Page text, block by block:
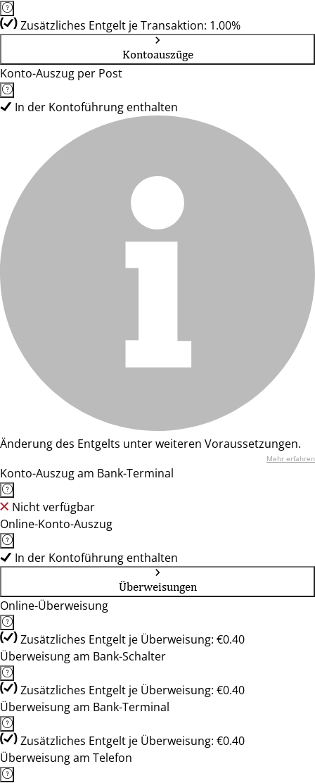
Zusätzliches Entgelt je Transaktion: 1.00%
Kontoauszüge
Konto-Auszug per Post
In der Kontoführung enthalten
Änderung des Entgelts unter weiteren Voraussetzungen.
Mehr erfahren
Konto-Auszug am Bank-Terminal
Nicht verfügbar
Online-Konto-Auszug
In der Kontoführung enthalten
Überweisungen
Online-Überweisung
Zusätzliches Entgelt je Überweisung: €0.40
Überweisung am Bank-Schalter
Zusätzliches Entgelt je Überweisung: €0.40
Überweisung am Bank-Terminal
Zusätzliches Entgelt je Überweisung: €0.40
Überweisung am Telefon